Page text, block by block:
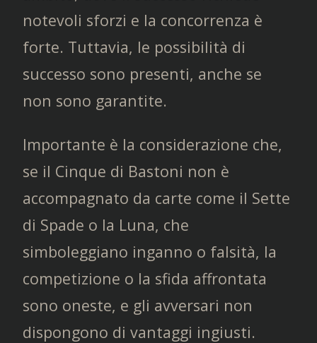
notevoli sforzi e la concorrenza è
forte. Tuttavia, le possibilità di
successo sono presenti, anche se
non sono garantite.
Importante è la considerazione che,
se il Cinque di Bastoni non è
accompagnato da carte come il Sette
di Spade o la Luna, che
simboleggiano inganno o falsità, la
competizione o la sfida affrontata
sono oneste, e gli avversari non
dispongono di vantaggi ingiusti.